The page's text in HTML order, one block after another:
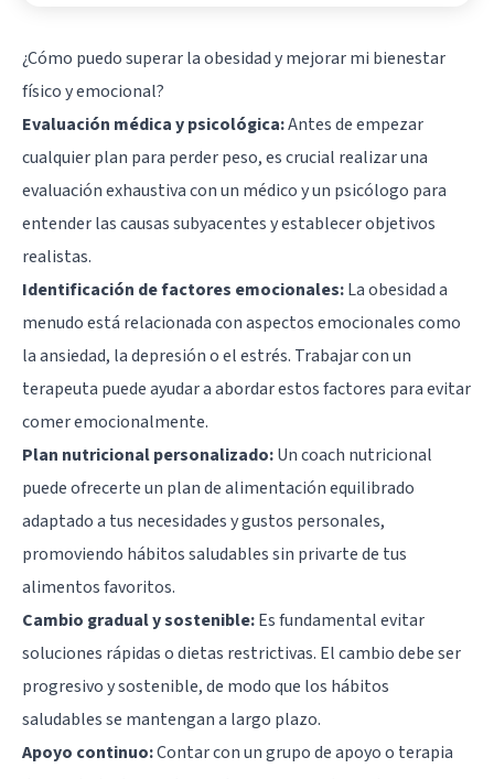
¿Cómo puedo superar la obesidad y mejorar mi bienestar
físico y emocional?
Evaluación médica y psicológica:Antes de empezar
cualquier plan para perder peso, es crucial realizar una
evaluación exhaustiva con un médico y un psicólogo para
entender las causas subyacentes y establecer objetivos
realistas.
Identificación de factores emocionales:La obesidad a
menudo está relacionada con aspectos emocionales como
la ansiedad, la depresión o el estrés. Trabajar con un
terapeuta puede ayudar a abordar estos factores para evitar
comer emocionalmente.
Plan nutricional personalizado:Un coach nutricional
puede ofrecerte un plan de alimentación equilibrado
adaptado a tus necesidades y gustos personales,
promoviendo hábitos saludables sin privarte de tus
alimentos favoritos.
Cambio gradual y sostenible:Es fundamental evitar
soluciones rápidas o dietas restrictivas. El cambio debe ser
progresivo y sostenible, de modo que los hábitos
saludables se mantengan a largo plazo.
Apoyo continuo:Contar con un grupo de apoyo o terapia